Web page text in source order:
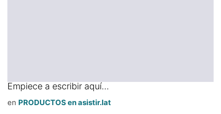
Empiece a escribir aquí...
en PRODUCTOS en asistir.lat